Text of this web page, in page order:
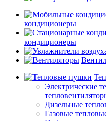
кондиционеры
кондиционеры
Электрические
Дизельные
Газовые